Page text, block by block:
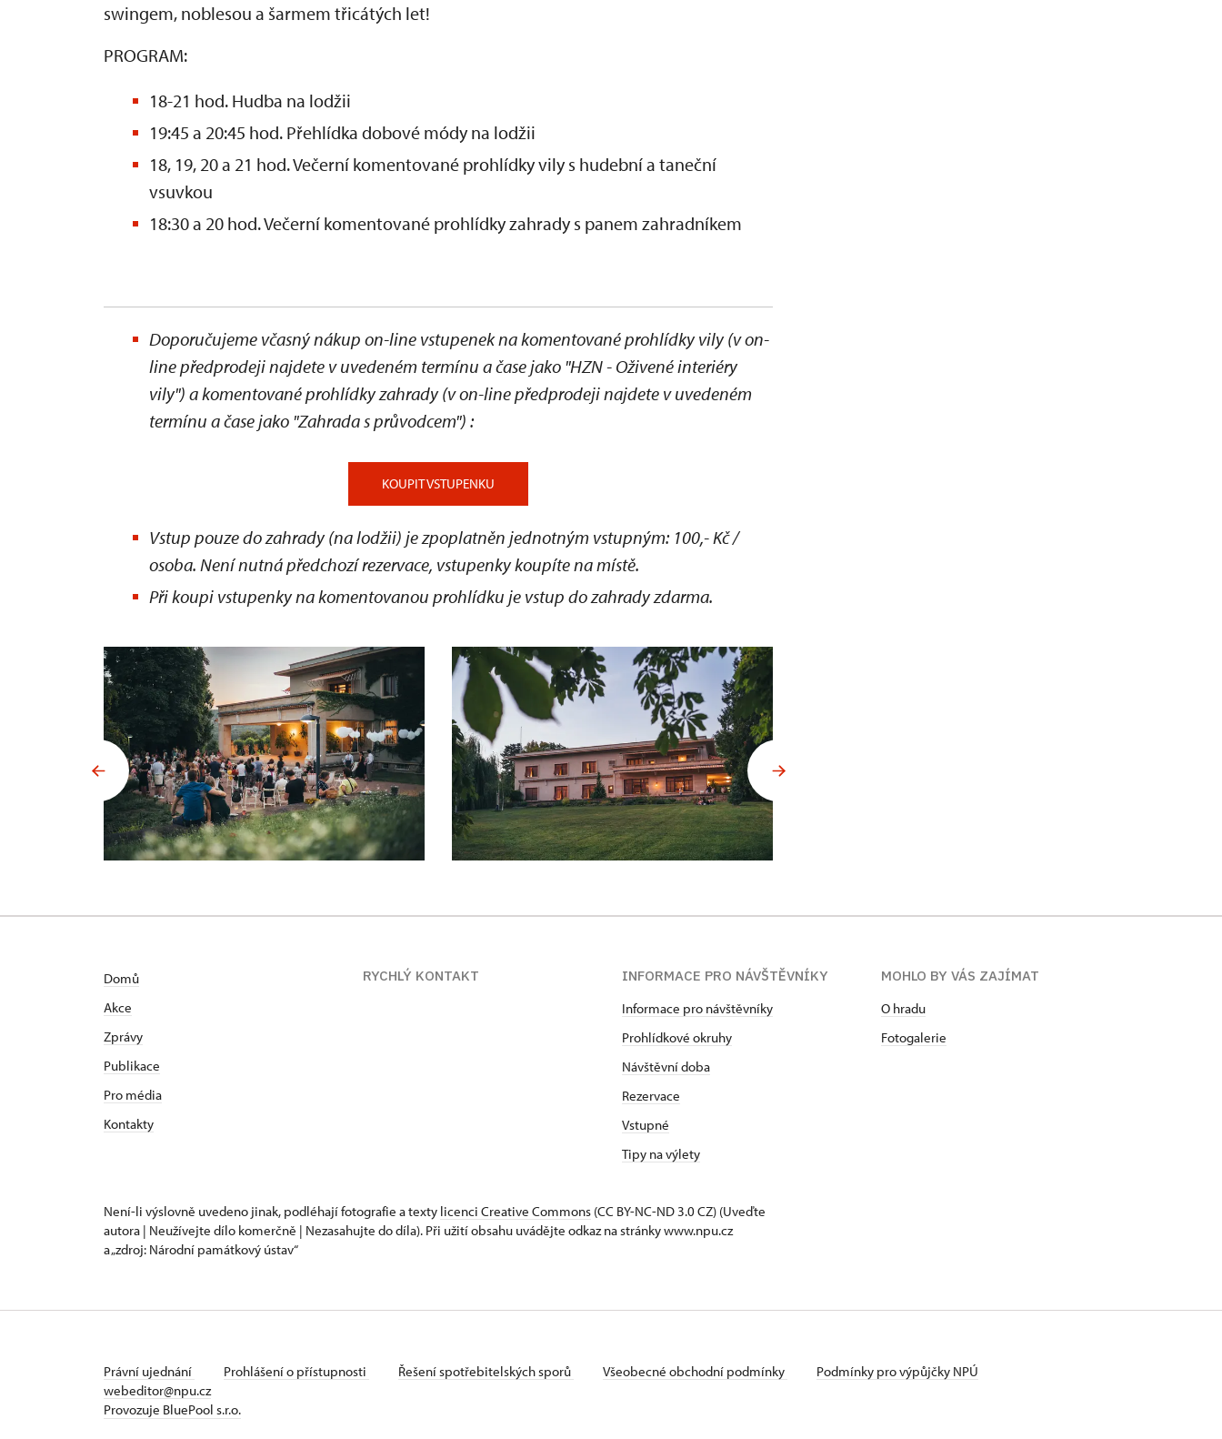
swingem, noblesou a šarmem třicátých let!
PROGRAM:
18-21 hod. Hudba na lodžii
19:45 a 20:45 hod. Přehlídka dobové módy na lodžii
18, 19, 20 a 21 hod. Večerní komentované prohlídky vily s hudební a taneční
vsuvkou
18:30 a 20 hod. Večerní komentované prohlídky zahrady s panem zahradníkem
Doporučujeme včasný nákup on-line vstupenek na komentované prohlídky vily (v on-
line předprodeji najdete v uvedeném termínu a čase jako "HZN - Oživené interiéry
vily") a komentované prohlídky zahrady(v on-line předprodeji najdete v uvedeném
termínu a čase jako "Zahrada s průvodcem") :
KOUPIT VSTUPENKU
Vstup pouze do zahrady (na lodžii) je zpoplatněn jednotným vstupným: 100,- Kč /
osoba. Není nutná předchozí rezervace, vstupenky koupíte na místě.
Při koupi vstupenky na komentovanou prohlídku je vstup do zahrady zdarma.
Domů
Akce
Zprávy
Publikace
Pro média
Kontakty
RYCHLÝ KONTAKT
INFORMACE PRO NÁVŠTĚVNÍKY
Informace pro návštěvníky
Prohlídkové okruhy
Návštěvní doba
Rezervace
Vstupné
Tipy na výlety
MOHLO BY VÁS ZAJÍMAT
O hradu
Fotogalerie
Není-li výslovně uvedeno jinak, podléhají fotografie a texty licenci Creative Commons (CC BY-NC-ND 3.0 CZ) (Uveďte
autora | Neužívejte dílo komerčně | Nezasahujte do díla). Při užití obsahu uvádějte odkaz na stránky www.npu.cz
a „zdroj: Národní památkový ústav“
Právní ujednání Prohlášení o přístupnosti Řešení spotřebitelských sporů Všeobecné obchodní podmínky
Podmínky pro výpůjčky NPÚ
webeditor@npu.cz
Provozuje BluePool s.r.o.